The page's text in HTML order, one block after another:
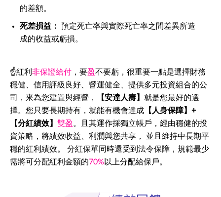
的差額。
死差損益：
預定死亡率與實際死亡率之間差異所造
成的收益或虧損。
☝紅利 非保證給付 ，要盈不要虧，很重要一點是選擇財務
穩健、信用評級良好、營運健全、提供多元投資組合的公
司，來為您建置與經營，
【安達人壽】 就是您最好的選
擇。您只要長期持有，就能有機會達成 【人身保障】+
【分紅績效】 雙盈 。且其運作採獨立帳戶，經由穩健的投
資策略，將績效收益、利潤與您共享， 並且維持中長期平
穩的紅利績效。 分紅保單同時還受到法令保障，規範最少
需將可分配紅利金額的70% 以上分配給保戶。